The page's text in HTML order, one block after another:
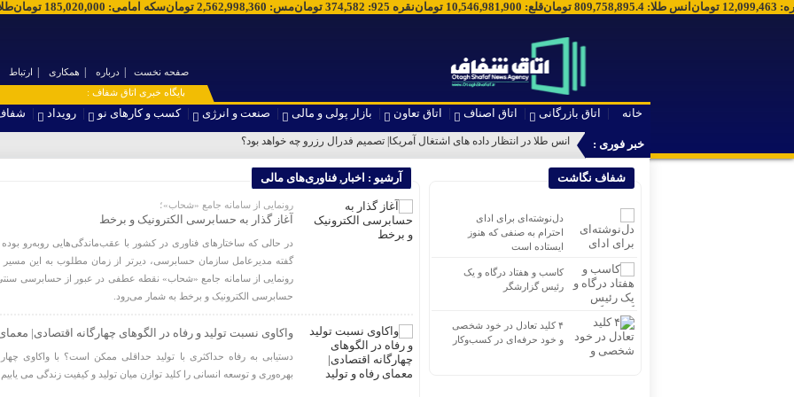
سکه امامی:
185,020,000 تومان مس:
2,562,998,360 تومان نقره 925 :
374,582 تومان قلع:
10,546,981,900 تومان انس طلا:
809,758,895.4 تومان :
12,099,463 تومان
صفحه نخست درباره همکاری
ارتباط
۞ پایگاه خبری اتاق شفاف :
خانه اتاق بازرگانی اتاق اصناف اتاق تعاون بازار پولی و مالی صنعت و انرژی کسب و کارهای نو رویداد
خبر فوری : انس طلا در انتظار داده های اشتغال آمریکا| تصمیم فدرال رزرو چه خواهد بود؟
آرشیو : اخبار , فناوری‌های مالی
رونمایی از سامانه جامع «شحاب»؛
آغاز گذار به حسابرسی الکترونیک و برخط
در حالی که ساختارهای فناوری در کشور با عقب‌ماندگی‌هایی روبه‌رو بوده
گفته مدیرعامل سازمان حسابرسی، دیرتر از زمان مطلوب به این
رونمایی از سامانه جامع «شحاب» نقطه عطفی در عبور از حسابرسی
حسابرسی الکترونیک و برخط به شمار می‌رود.
واکاوی نسبت تولید و رفاه در الگوهای چهارگانه اقتصادی|
دستیابی به رفاه حداکثری با تولید حداقلی ممکن است؟ با واکاوی
بهره‌وری و توسعه انسانی را کلید توازن میان تولید و کیفیت زندگی می یابیم.
شفاف نگاشت
دل‌نوشته‌ای برای ادای
احترام به صنفی که هنوز
ایستاده است
کاسب و هفتاد درگاه و یک
رئیس گزارشگر
۴ کلید تعادل در خود شخصی
و خود حرفه‌ای در کسب‌وکار